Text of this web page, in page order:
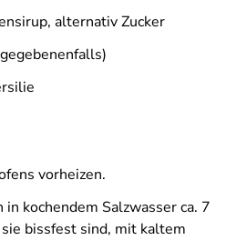
alternativ Zucker
vorheizen.
kochendem Salzwasser ca. 7
bissfest sind, mit kaltem